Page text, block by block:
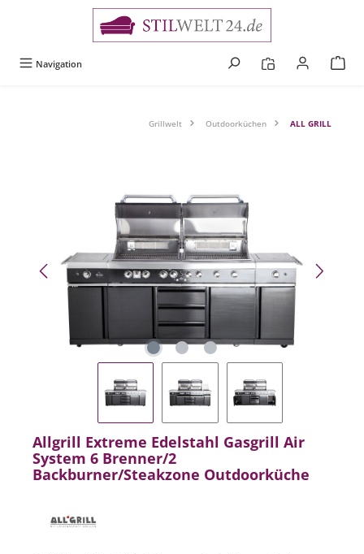
Navigation
Grillwelt Outdoorküchen ALL GRILL
Allgrill Extreme Edelstahl Gasgrill Air
System 6 Brenner/2
Backburner/Steakzone Outdoorküche